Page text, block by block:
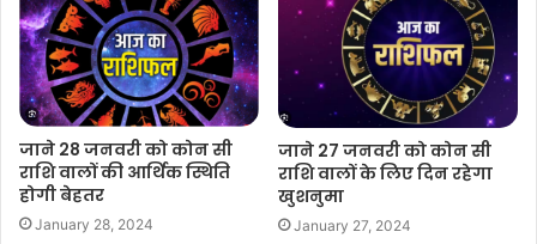
जाने 28 जनवरी को कोन सी
राशि वालों की आर्थिक स्थिति
होगी बेहतर
January 28, 2024
जाने 27 जनवरी को कोन सी
राशि वालों के लिए दिन रहेगा
खुशनुमा
January 27, 2024